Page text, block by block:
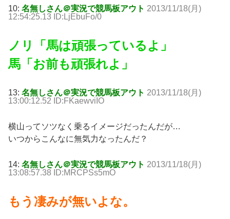
10: 名無しさん＠実況で競馬板アウト 2013/11/18(月)
12:54:25.13 ID:LjEbuFo/0
ノリ「馬は頑張っているよ」
馬「お前も頑張れよ」
13: 名無しさん＠実況で競馬板アウト 2013/11/18(月)
13:00:12.52 ID:FKaewviIO
横山ってソツなく乗るイメージだったんだが…
いつからこんなに無気力なったんだ？
14: 名無しさん＠実況で競馬板アウト 2013/11/18(月)
13:08:57.38 ID:MRCPSs5mO
もう凄みが無いよな。